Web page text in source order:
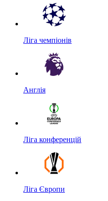
Ліга чемпіонів
Англія
Ліга конференцій
Ліга Європи